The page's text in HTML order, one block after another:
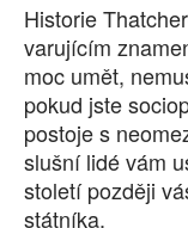
Historie
varujícím
moc umět,
pokud jste
postoje s
slušní lidé vám
století později
státníka.